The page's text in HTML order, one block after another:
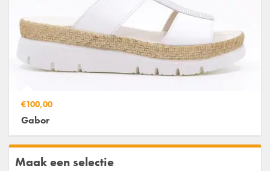
€100,00
Gabor
Maak een selectie